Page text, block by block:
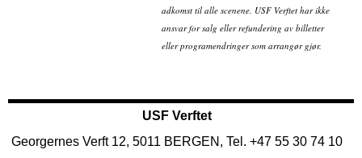
adkomst til alle scenene. USF Verftet har ikke
ansvar for salg eller refundering av billetter
eller programendringer som arrangør gjør.
USF Verftet
Georgernes Verft 12, 5011 BERGEN, Tel. +47 55 30 74 10